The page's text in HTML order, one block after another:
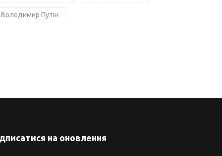
Володимир Путін
на оновлення